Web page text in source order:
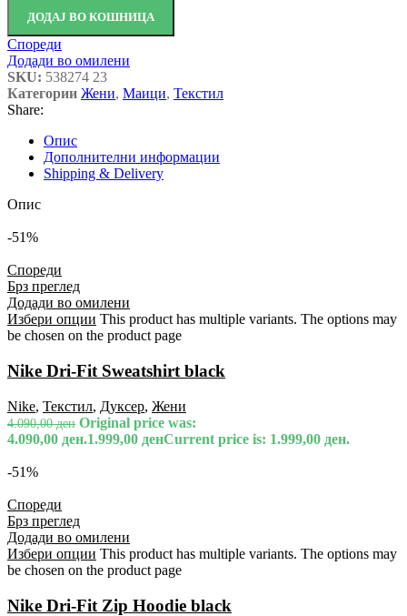
ДОДАЈ ВО КОШНИЦА
Спореди
Додади во омилени
SKU: 538274 23
Категории Жени, Маици, Текстил
Share:
Опис
Дополнителни информации
Shipping & Delivery
Опис
-51%
Спореди
Брз преглед
Додади во омилени
Избери опции This product has multiple variants. The options may
be chosen on the product page
Nike Dri-Fit Sweatshirt black
Nike, Текстил, Дуксер, Жени
4.090,00ден Original price was:
4.090,00 ден.1.999,00 денCurrent price is: 1.999,00 ден.
-51%
Спореди
Брз преглед
Додади во омилени
Избери опции This product has multiple variants. The options may
be chosen on the product page
Nike Dri-Fit Zip Hoodie black